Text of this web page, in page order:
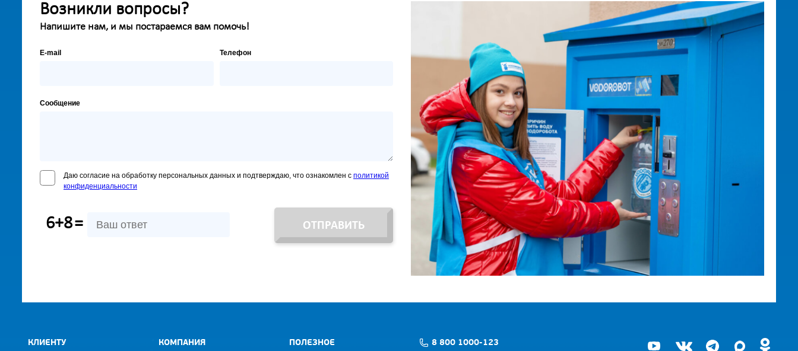
Возникли вопросы?
Напишите нам, и мы постараемся вам помочь!
E-mail Телефон
Сообщение
Даю согласие на обработку персональных данных и подтверждаю, что ознакомлен с политикой
конфиденциальности
6+8= ОТПРАВИТЬ
КЛИЕНТУ КОМПАНИЯ ПОЛЕЗНОЕ 8 800 1000-123